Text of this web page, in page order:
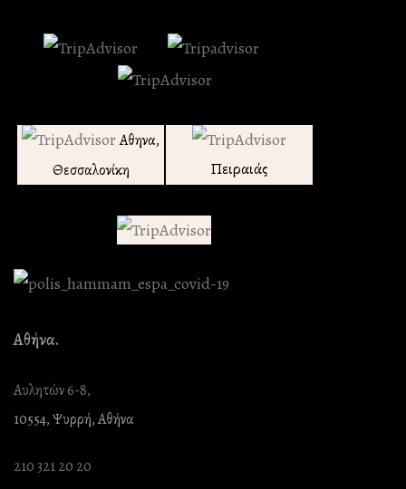
Αθηνα,
Θεσσαλονίκη
Πειραιάς
Αθήνα.
Αυλητών 6-8,
10554, Ψυρρή, Αθήνα
210 321 20 20